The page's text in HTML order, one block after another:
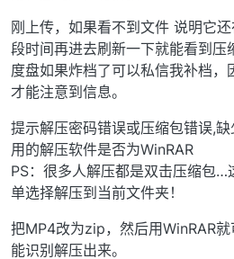
刚上传，如果看不到文件 说明它
段时间再进去刷新一下就能看到压
度盘如果炸档了可以私信我补档，
才能注意到信息。
提示解压密码错误或压缩包错误,
用的解压软件是否为WinRAR
PS：很多人解压都是双击压缩包…
单选择解压到当前文件夹！
把MP4改为zip，然后用WinRAR
能识别解压出来。